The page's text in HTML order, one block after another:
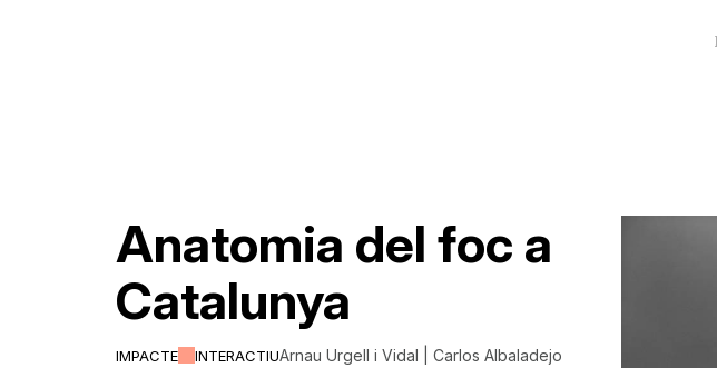
IMPACTE INTERACTIU
Anatomia del foc a
Catalunya
Arnau Urgell i Vidal | Carlos Albaladejo